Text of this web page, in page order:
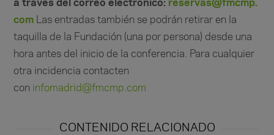
a través del correo electrónico: reservas@fmcmp.
com
Las entradas también se podrán retirar en la
taquilla de la Fundación (una por persona) desde una
hora antes del inicio de la conferencia. Para cualquier
otra incidencia contacten
con infomadrid@fmcmp.com
CONTENIDO RELACIONADO